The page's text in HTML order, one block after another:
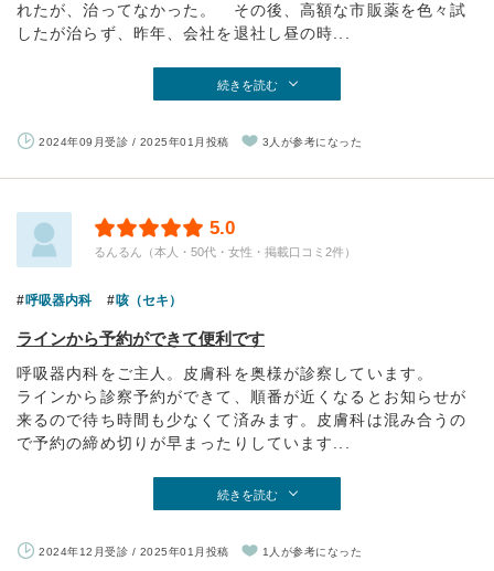
れたが、治ってなかった。 その後、高額な市販薬を色々試
したが治らず、昨年、会社を退社し昼の時...
続きを読む
2024年09月受診 / 2025年01月投稿 3人が参考になった
5.0
るんるん（本人・50代・女性・掲載口コミ2件）
呼吸器内科 咳（セキ）
ラインから予約ができて便利です
呼吸器内科をご主人。皮膚科を奥様が診察しています。
ラインから診察予約ができて、順番が近くなるとお知らせが
来るので待ち時間も少なくて済みます。皮膚科は混み合うの
で予約の締め切りが早まったりしています...
続きを読む
2024年12月受診 / 2025年01月投稿 1人が参考になった